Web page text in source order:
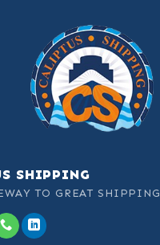
SHIPPING
TO GREAT SHIPPING